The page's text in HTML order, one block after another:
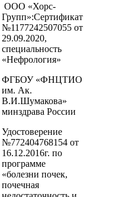
ООО «Хорс-
Групп»:Сертификат
№1177242507055 от
29.09.2020,
специальность
«Нефрология»
ФГБОУ «ФНЦТИО
им. Ак.
В.И.Шумакова»
минздрава России
Удостоверение
№772404768154 от
16.12.2016г. по
программе
«болезни почек,
почечная